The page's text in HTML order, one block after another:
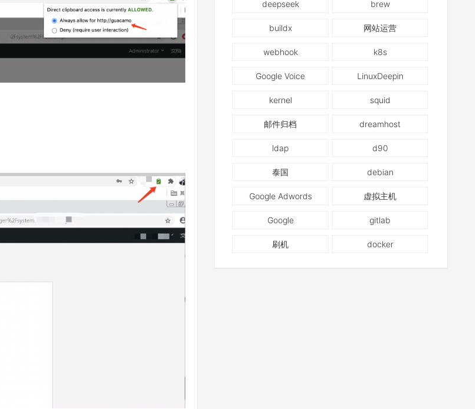
deepseek brew
buildx 网站运营
webhook k8s
Google Voice LinuxDeepin
kernel squid
邮件归档 dreamhost
ldap d90
泰国 debian
Google Adwords 虚拟主机
Google gitlab
刷机 docker